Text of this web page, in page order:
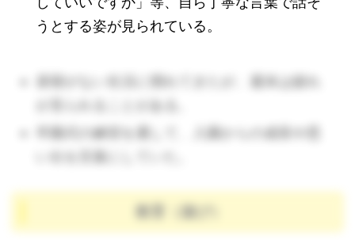
うとする姿が見られている。
卒園式の練習を通して、入園からの成長や思